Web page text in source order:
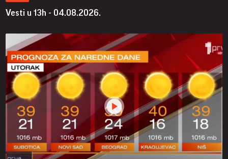
Vesti u 13h - 04.08.2026.